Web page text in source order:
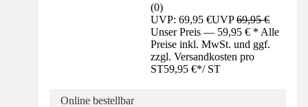
(0)
UVP: 69,95 €UVP69,95 €
Unser Preis — 59,95 € * Alle
Preise inkl. MwSt. und ggf.
zzgl. Versandkosten pro
ST59,95 €*/ ST
Online bestellbar